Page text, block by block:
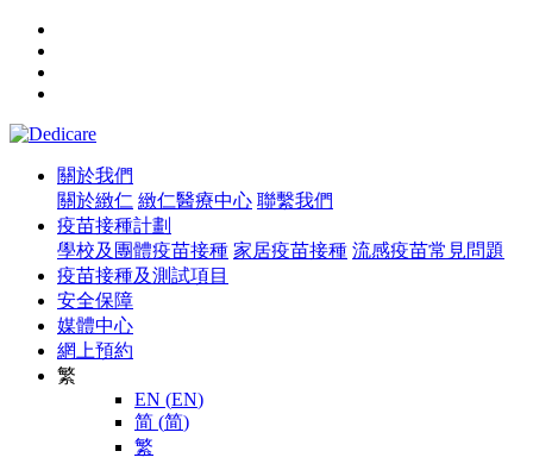
關於我們
關於緻仁 緻仁醫療中心 聯繫我們
疫苗接種計劃
學校及團體疫苗接種 家居疫苗接種 流感疫苗常見問題
疫苗接種及測試項目
安全保障
媒體中心
網上預約
繁
EN (EN)
简 (简)
繁